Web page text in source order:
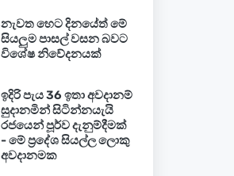
නැවත හෙට දිනයේත් මේ
සියලුම පාසල් වසන බවට
විශේෂ නිවේදනයක්
ඉදිරි පැය 36 ඉතා අවදානම්
සුදානමින් සිටින්නයැයි
රජයෙන් පූර්ව දැනුම්දීමක්
- මේ ප්‍රදේශ සියල්ල ලොකු
අවදානමක